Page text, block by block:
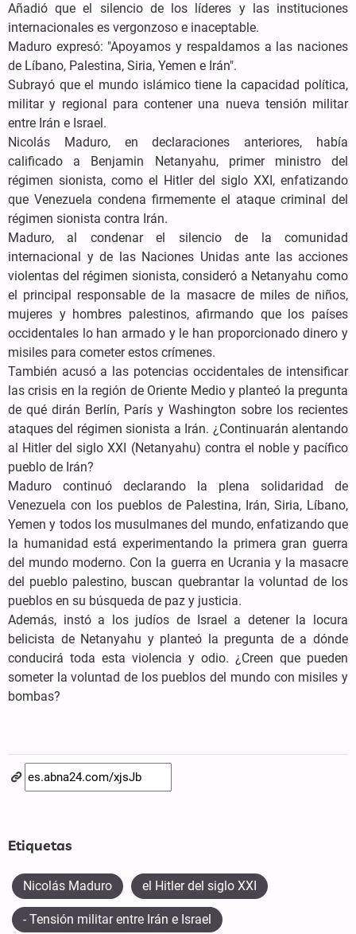
Añadió que el silencio de los líderes y las instituciones
internacionales es vergonzoso e inaceptable.
Maduro expresó: "Apoyamos y respaldamos a las naciones
de Líbano, Palestina, Siria, Yemen e Irán".
Subrayó que el mundo islámico tiene la capacidad política,
militar y regional para contener una nueva tensión militar
entre Irán e Israel.
Nicolás Maduro, en declaraciones anteriores, había
calificado a Benjamin Netanyahu, primer ministro del
régimen sionista, como el Hitler del siglo XXI, enfatizando
que Venezuela condena firmemente el ataque criminal del
régimen sionista contra Irán.
Maduro, al condenar el silencio de la comunidad
internacional y de las Naciones Unidas ante las acciones
violentas del régimen sionista, consideró a Netanyahu como
el principal responsable de la masacre de miles de niños,
mujeres y hombres palestinos, afirmando que los países
occidentales lo han armado y le han proporcionado dinero y
misiles para cometer estos crímenes.
También acusó a las potencias occidentales de intensificar
las crisis en la región de Oriente Medio y planteó la pregunta
de qué dirán Berlín, París y Washington sobre los recientes
ataques del régimen sionista a Irán. ¿Continuarán alentando
al Hitler del siglo XXI (Netanyahu) contra el noble y pacífico
pueblo de Irán?
Maduro continuó declarando la plena solidaridad de
Venezuela con los pueblos de Palestina, Irán, Siria, Líbano,
Yemen y todos los musulmanes del mundo, enfatizando que
la humanidad está experimentando la primera gran guerra
del mundo moderno. Con la guerra en Ucrania y la masacre
del pueblo palestino, buscan quebrantar la voluntad de los
pueblos en su búsqueda de paz y justicia.
Además, instó a los judíos de Israel a detener la locura
belicista de Netanyahu y planteó la pregunta de a dónde
conducirá toda esta violencia y odio. ¿Creen que pueden
someter la voluntad de los pueblos del mundo con misiles y
bombas?
Etiquetas
Nicolás Maduro el Hitler del siglo XXI
- Tensión militar entre Irán e Israel